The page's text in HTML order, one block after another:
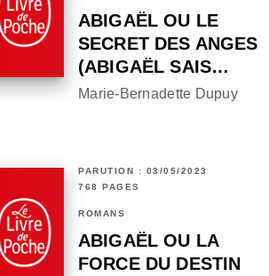
ABIGAËL OU LE
SECRET DES ANGES
(ABIGAËL SAIS…
Marie-Bernadette Dupuy
PARUTION : 03/05/2023
768 PAGES
ROMANS
ABIGAËL OU LA
FORCE DU DESTIN